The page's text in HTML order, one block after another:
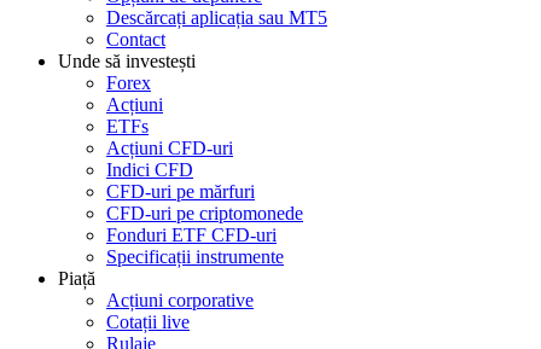
Descărcați aplicația sau MT5
Contact
Unde să investești
Forex
Acțiuni
ETFs
Acțiuni CFD-uri
Indici CFD
CFD-uri pe mărfuri
CFD-uri pe criptomonede
Fonduri ETF CFD-uri
Specificații instrumente
Piață
Acțiuni corporative
Cotații live
Rulaje